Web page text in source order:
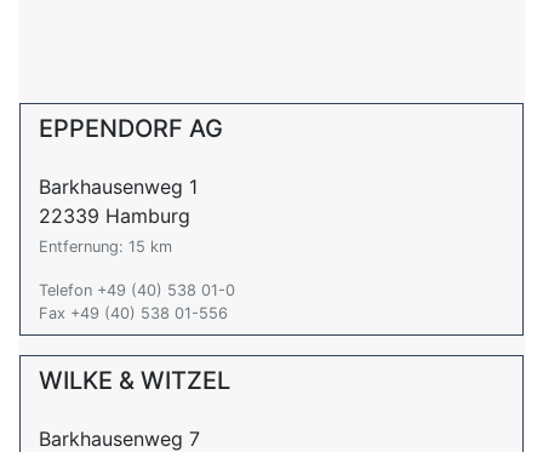
EPPENDORF AG
Barkhausenweg 1
22339 Hamburg
Entfernung: 15 km
Telefon +49 (40) 538 01-0
Fax +49 (40) 538 01-556
WILKE & WITZEL
Barkhausenweg 7